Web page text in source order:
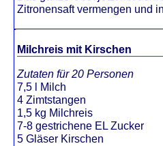
Zitronensaft vermengen und
Milchreis mit Kirschen
Zutaten für 20 Personen
7,5 l Milch
4 Zimtstangen
1,5 kg Milchreis
7-8 gestrichene EL Zucker
5 Gläser Kirschen